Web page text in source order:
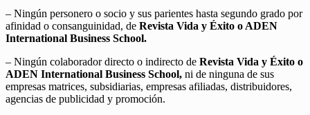
– Ningún personero o socio y sus parientes hasta segundo grado por
afinidad o consanguinidad, de Revista Vida y Éxito o ADEN
International Business School.
– Ningún colaborador directo o indirecto de Revista Vida y Éxito o
ADEN International Business School, ni de ninguna de sus
empresas matrices, subsidiarias, empresas afiliadas, distribuidores,
agencias de publicidad y promoción.